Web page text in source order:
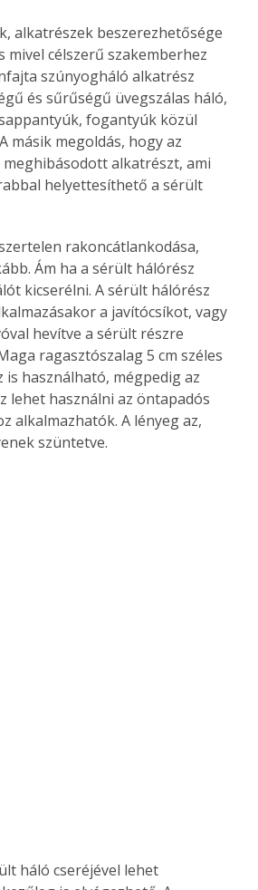
alkatrészek beszerezhetősége
mivel célszerű szakemberhez
szúnyogháló alkatrész
és sűrűségű üvegszálas háló,
fogantyúk közül
másik megoldás, hogy az
alkatrészt, ami
helyettesíthető a sérült
rakoncátlankodása,
Ám ha a sérült hálórész
kicserélni. A sérült hálórész
a javítócsíkot, vagy
hevítve a sérült részre
ragasztószalag 5 cm széles
is használható, mégpedig az
lehet használni az öntapadós
alkalmazhatók. A lényeg az,
szüntetve.
háló cseréjével lehet